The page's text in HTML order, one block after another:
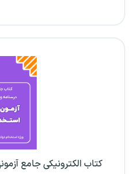
کتاب الکترونیکی جامع